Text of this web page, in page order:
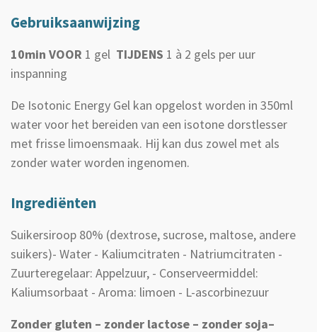
Gebruiksaanwijzing
10min VOOR 1 gel TIJDENS 1 à 2 gels per uur
inspanning
De Isotonic Energy Gel kan opgelost worden in 350ml
water voor het bereiden van een isotone dorstlesser
met frisse limoensmaak. Hij kan dus zowel met als
zonder water worden ingenomen.
Ingrediënten
Suikersiroop 80% (dextrose, sucrose, maltose, andere
suikers)- Water - Kaliumcitraten - Natriumcitraten -
Zuurteregelaar: Appelzuur, - Conserveermiddel:
Kaliumsorbaat - Aroma: limoen - L-ascorbinezuur
Zonder gluten – zonder lactose – zonder soja–